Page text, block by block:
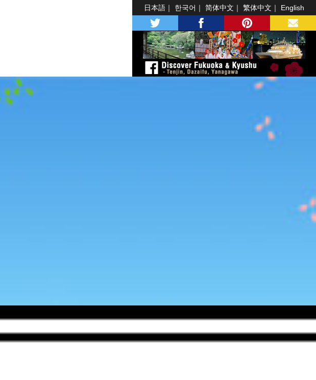
日本語 한국어 简体中文 繁体中文 English
twitter facebook pinterest MAIL